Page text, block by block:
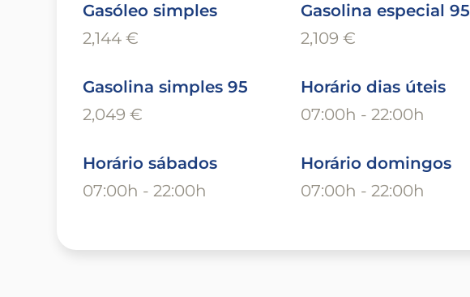
Gasóleo simples
2,144 €
Gasolina especial 95
2,109 €
Gasolina simples 95
2,049 €
Horário dias úteis
07:00h - 22:00h
Horário sábados
07:00h - 22:00h
Horário domingos
07:00h - 22:00h